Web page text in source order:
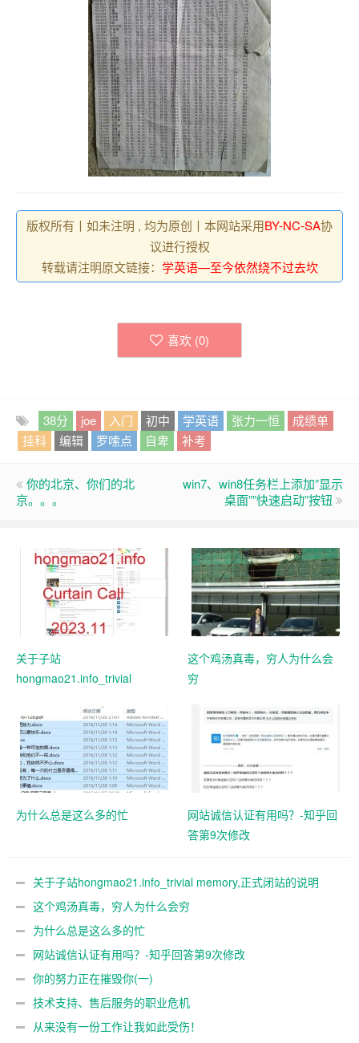
版权所有丨如未注明 , 均为原创丨本网站采用BY-NC-SA协
议进行授权
转载请注明原文链接： 学英语—至今依然绕不过去坎
喜欢 (0)
38分 joe 入门 初中 学英语 张力一恒
成绩单
挂科
编辑 罗嗦点 自卑 补考
你的北京、你们的北
京。。。
win7、win8任务栏上添加”显示
桌面””快速启动”按钮
关于子站
hongmao21.info_trivial
这个鸡汤真毒，穷人为什么会
穷
为什么总是这么多的忙
网站诚信认证有用吗？-知乎回
答第9次修改
关于子站hongmao21.info_trivial memory,正式闭站的说明
这个鸡汤真毒，穷人为什么会穷
为什么总是这么多的忙
网站诚信认证有用吗？-知乎回答第9次修改
你的努力正在摧毁你(一)
技术支持、售后服务的职业危机
从来没有一份工作让我如此受伤！